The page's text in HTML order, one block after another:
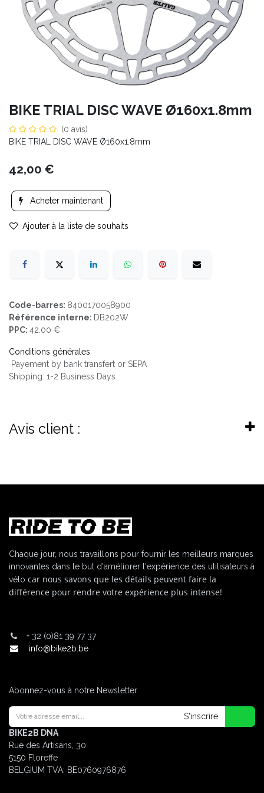
BIKE TRIAL DISC WAVE Ø160x1.8mm
(0 avis)
BIKE TRIAL DISC WAVE Ø160x1.8mm
42,00 €
Acheter maintenant
Ajouter à la liste de souhaits
Code-barres: 8400170058900
Référence interne: DB202W
PPC: 42.00 €
Conditions générales
Payement by bank transfert or SEPA
Shipping: 1-2 Business Days
Avis client :
Chaque jour, nous travaillons pour fournir les meilleurs marques
innovantes dans le but d'améliorer l'expérience des utilisateurs à
vélo car nous savons que les détails peuvent faire la
différence pour rendre votre expérience plus intense!
+ 32 (0)81 39 77 37
info@bike2b.be
Abonnez-vous à notre Newsletter
S'inscrire
BIKE2B DNA
Rue des Artisans, 30
5150 Floreffe
BELGIUM TVA: BE0760976876